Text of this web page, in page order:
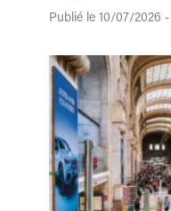
Publié le 10/07/2026